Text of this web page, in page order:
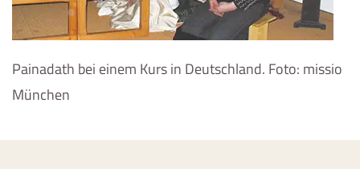
Painadath bei einem Kurs in Deutschland. Foto: missio
München